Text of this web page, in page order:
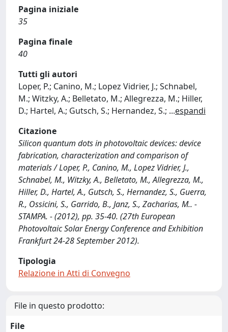
Pagina iniziale
35
Pagina finale
40
Tutti gli autori
Loper, P.; Canino, M.; Lopez Vidrier, J.; Schnabel,
M.; Witzky, A.; Belletato, M.; Allegrezza, M.; Hiller,
D.; Hartel, A.; Gutsch, S.; Hernandez, S.; ...espandi
Citazione
Silicon quantum dots in photovoltaic devices: device
fabrication, characterization and comparison of
materials / Loper, P., Canino, M., Lopez Vidrier, J.,
Schnabel, M., Witzky, A., Belletato, M., Allegrezza, M.,
Hiller, D., Hartel, A., Gutsch, S., Hernandez, S., Guerra,
R., Ossicini, S., Garrido, B., Janz, S., Zacharias, M.. -
STAMPA. - (2012), pp. 35-40. (27th European
Photovoltaic Solar Energy Conference and Exhibition
Frankfurt 24-28 September 2012).
Tipologia
Relazione in Atti di Convegno
File in questo prodotto:
File